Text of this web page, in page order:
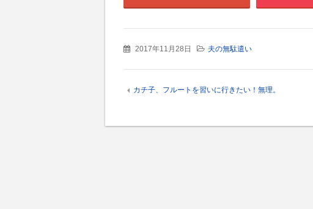
2017年11月28日 夫の無駄遣い
カチ子、フルートを習いに行きたい！無理。